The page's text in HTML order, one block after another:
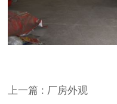
上一篇 : 厂房外观